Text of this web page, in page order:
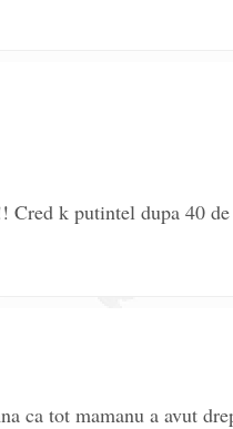
Cred k putintel dupa 40
ca tot mamanu a avut